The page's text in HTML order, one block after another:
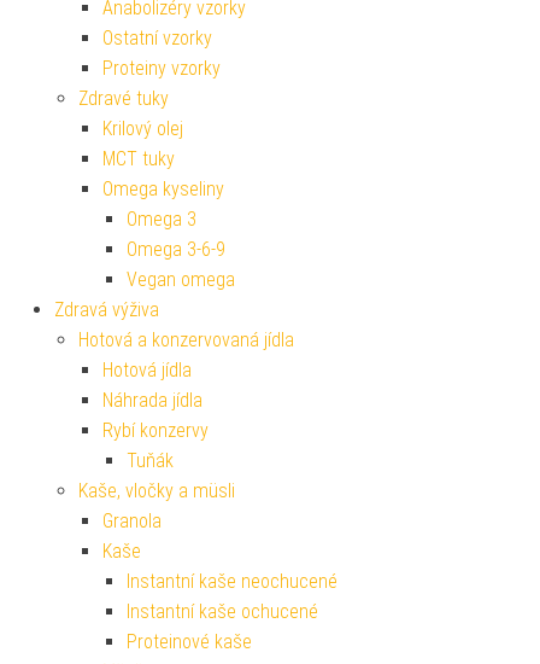
Anabolizéry vzorky
Ostatní vzorky
Proteiny vzorky
Zdravé tuky
Krilový olej
MCT tuky
Omega kyseliny
Omega 3
Omega 3-6-9
Vegan omega
Zdravá výživa
Hotová a konzervovaná jídla
Hotová jídla
Náhrada jídla
Rybí konzervy
Tuňák
Kaše, vločky a müsli
Granola
Kaše
Instantní kaše neochucené
Instantní kaše ochucené
Proteinové kaše